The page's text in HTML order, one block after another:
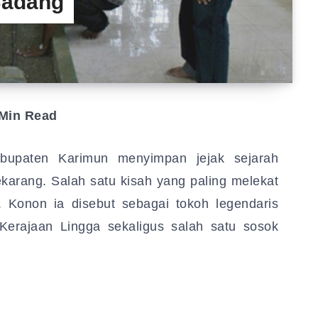
Read
Karimun menyimpan jejak sejarah
Salah satu kisah yang paling melekat
ia disebut sebagai tokoh legendaris
Lingga sekaligus salah satu sosok